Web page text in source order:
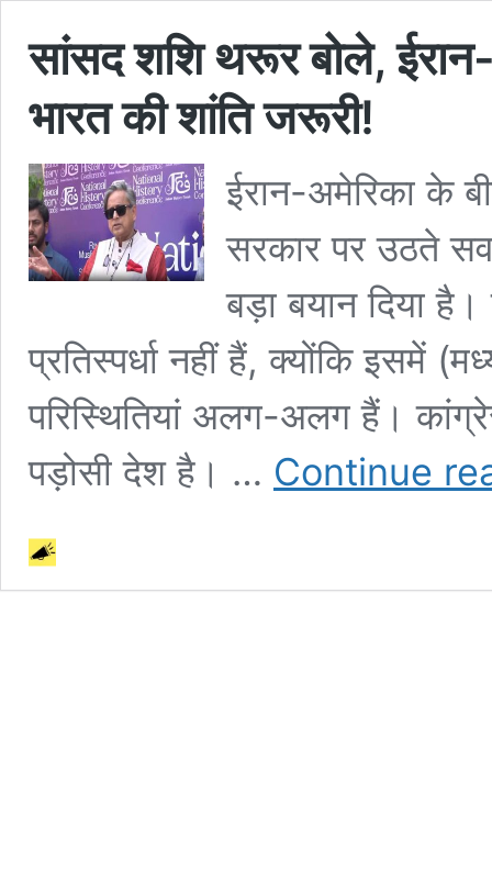
सांसद शशि थरूर बोले,
भारत की शांति जरूरी!
ईरान-अमेरिका के
सरकार पर उठते
बड़ा बयान दिया
प्रतिस्पर्धा नहीं हैं, क्योंकि इसमें
परिस्थितियां अलग-अलग हैं।
पड़ोसी देश है। … Continue